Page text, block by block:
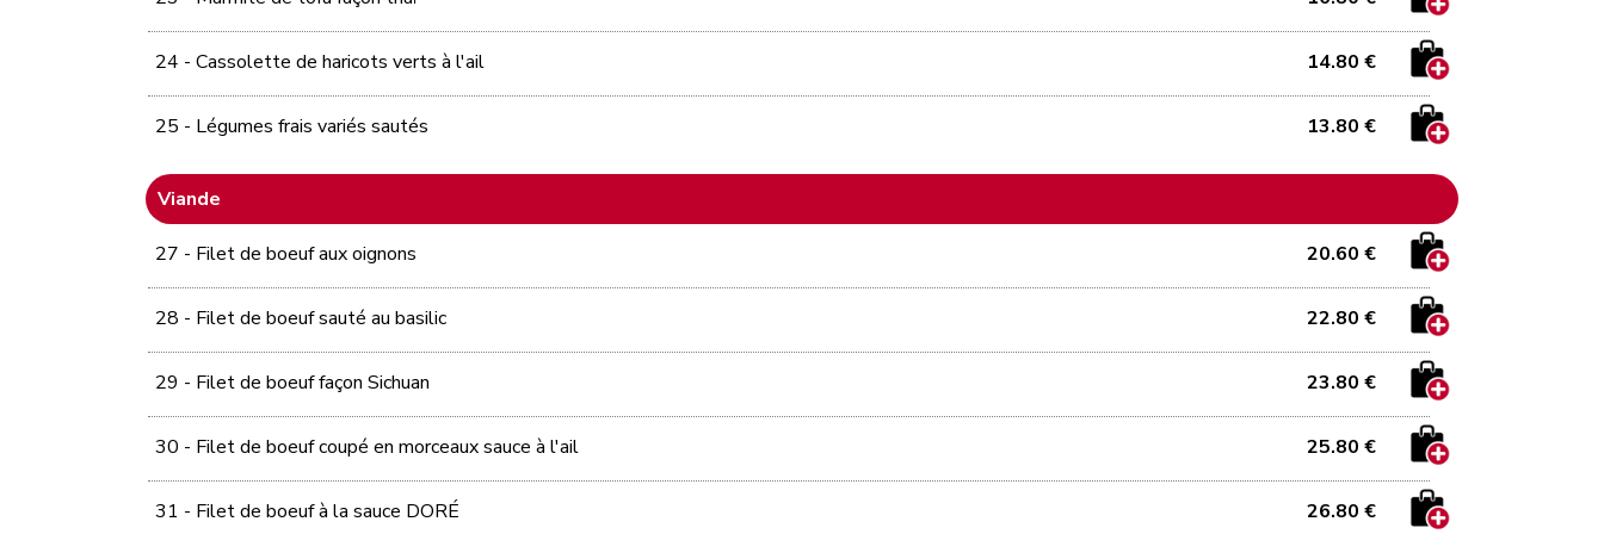
24 - Cassolette de haricots verts à l'ail 14.80 €
25 - Légumes frais variés sautés 13.80 €
Viande
27 - Filet de boeuf aux oignons 20.60 €
28 - Filet de boeuf sauté au basilic 22.80 €
29 - Filet de boeuf façon Sichuan 23.80 €
30 - Filet de boeuf coupé en morceaux sauce à l'ail 25.80 €
31 - Filet de boeuf à la sauce DORÉ 26.80 €